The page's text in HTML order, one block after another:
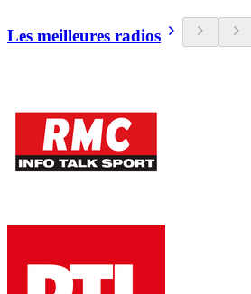
Les meilleures radios